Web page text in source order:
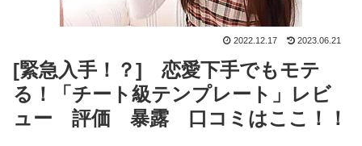
2022.12.17 2023.06.21
[緊急入手！？] 恋愛下手でもモテ
る！「チート級テンプレート」レビ
ュー 評価 暴露 口コミはここ！！